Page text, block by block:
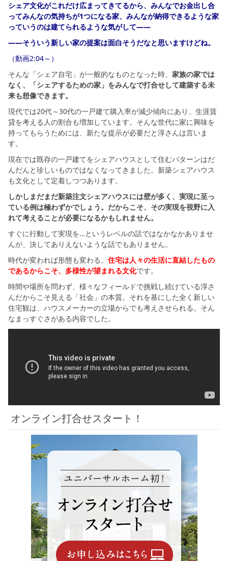
シェア文化がこれだけ広まってきてるから、みんなでお金出し合
ってみんなの気持ちが1つになる家、みんなが納得できるような家
っていうのは建てられるような気がして――
――そういう新しい家の提案は面白そうだなと思いますけどね。
（動画2:04～）
そんな「シェア自宅」が一般的なものとなった時、 家族の家では
なく、「シェアするための家」をみんなで打合せして建築する未
来も想像できます。
現代では20代～30代の一戸建て購入率が減少傾向にあり、生涯賃
貸を考える人の割合も増加しています。そんな世代に家に興味を
持ってもらうためには、新たな提示が必要だと淳さんは言いま
す。
現在では既存の一戸建てをシェアハウスとして住むパターンはだ
んだんと珍しいものではなくなってきました。新築シェアハウス
も文化として定着しつつあります。
しかしまだまだ新築注文シェアハウスには壁が多く、実現に至っ
ている例は極わずかでしょう。だからこそ、その実現を視野に入
れて考えることが必要になるかもしれません。
すぐに行動して実現を…というレベルの話ではなかなかありませ
んが、決してありえないような話でもありません。
時代が変われば形態も変わる。 住宅は人々の生活に直結したもの
であるからこそ、多様性が望まれる文化です。
時間や場所を問わず、様々なフィールドで挑戦し続けている淳さ
んだからこそ見える「社会」の本質。それを基にした全く新しい
住宅観は、ハウスメーカーの立場からでも考えさせられる。そん
なまっすぐさがある内容でした。
オンライン打合せスタート！